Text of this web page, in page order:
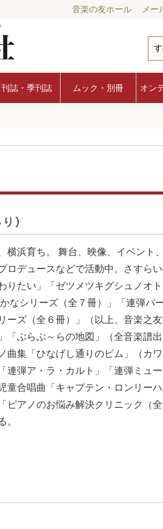
音楽の友ホール メー
刊誌・季刊誌 ムック・別冊 オン
）
横浜育ち。 舞台、映像、イベント
デュースなどで活動中。さすらい
りたい」「ゼツメツキグシュノオ
なシリーズ（全７冊）」「連弾パ
ーズ（全６冊）」（以上、音楽之
「ぶらぶ～らの地図」（全音楽譜
集「ひなげし通りのピム」（カワ
連弾ア・ラ・カルト」「連弾ミュ
童合唱曲「キャプテン・ロンリー
ピアノのお悩み解決クリニック（
。